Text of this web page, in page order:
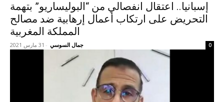
إسبانيا.. اعتقال انفصالي من “البوليساريو” بتهمة
التحريض على ارتكاب أعمال إرهابية ضد مصالح
المملكة المغربية
جمال السوسي - 31 مارس 2021 0